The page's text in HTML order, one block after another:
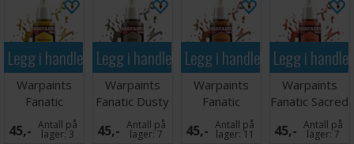
Legg i handlekurven
Warpaints
Fanatic
Daemonic
Yellow
45,- Antall på
lager:3
Legg i handlekurven
Warpaints
Fanatic Dusty
Skull
45,- Antall på
lager:7
Legg i handlekurven
Warpaints
Fanatic
Demigod
Flames
45,- Antall på
lager: 11
Legg i
Warpaints
Fanatic Sacred
Scarlet
45,- Antall på
lager:7